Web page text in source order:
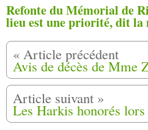
Refonte du Mémorial de
lieu est une priorité, dit
Avis de décès de Mme